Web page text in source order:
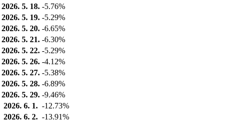
2026. 5. 18. -5.76%
2026. 5. 19. -5.29%
2026. 5. 20. -6.65%
2026. 5. 21. -6.30%
2026. 5. 22. -5.29%
2026. 5. 26. -4.12%
2026. 5. 27. -5.38%
2026. 5. 28. -6.89%
2026. 5. 29. -9.46%
2026. 6. 1. -12.73%
2026. 6. 2. -13.91%